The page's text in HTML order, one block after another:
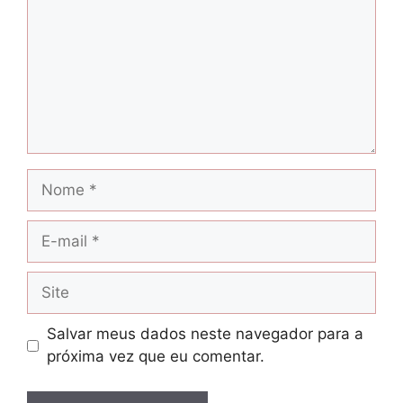
Nome
Site
Salvar meus dados neste navegador para a
próxima vez que eu comentar.